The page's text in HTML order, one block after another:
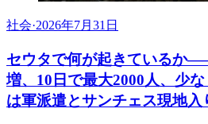
社会·2026年7月31日
セウタで何が起きているか
増、10日で最大2000人、少
は軍派遣とサンチェス現地入